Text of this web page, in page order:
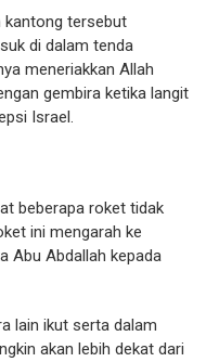
kantong tersebut
di dalam tenda
meneriakkan Allah
gembira ketika langit
Israel.
beberapa roket tidak
ini mengarah ke
Abu Abdallah kepada
lain ikut serta dalam
akan lebih dekat dari